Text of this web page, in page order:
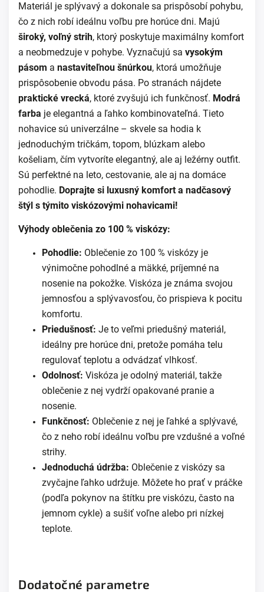
Materiál je splývavý a dokonale sa prispôsobí pohybu,
čo z nich robí ideálnu voľbu pre horúce dni. Majú
široký, voľný strih, ktorý poskytuje maximálny komfort
a neobmedzuje v pohybe. Vyznačujú sa vysokým
pásom a nastaviteľnou šnúrkou, ktorá umožňuje
prispôsobenie obvodu pása. Po stranách nájdete
praktické vrecká, ktoré zvyšujú ich funkčnosť. Modrá
farba je elegantná a ľahko kombinovateľná. Tieto
nohavice sú univerzálne – skvele sa hodia k
jednoduchým tričkám, topom, blúzkam alebo
košeliam, čím vytvoríte elegantný, ale aj ležérny outfit.
Sú perfektné na leto, cestovanie, ale aj na domáce
pohodlie. Doprajte si luxusný komfort a nadčasový
štýl s týmito viskózovými nohavicami!
Výhody oblečenia zo 100 % viskózy:
Pohodlie: Oblečenie zo 100 % viskózy je
výnimočne pohodlné a mäkké, príjemné na
nosenie na pokožke. Viskóza je známa svojou
jemnosťou a splývavosťou, čo prispieva k pocitu
komfortu.
Priedušnosť: Je to veľmi priedušný materiál,
ideálny pre horúce dni, pretože pomáha telu
regulovať teplotu a odvádzať vlhkosť.
Odolnosť: Viskóza je odolný materiál, takže
oblečenie z nej vydrží opakované pranie a
nosenie.
Funkčnosť: Oblečenie z nej je ľahké a splývavé,
čo z neho robí ideálnu voľbu pre vzdušné a voľné
strihy.
Jednoduchá údržba: Oblečenie z viskózy sa
zvyčajne ľahko udržuje. Môžete ho prať v práčke
(podľa pokynov na štítku pre viskózu, často na
jemnom cykle) a sušiť voľne alebo pri nízkej
teplote.
Dodatočné parametre